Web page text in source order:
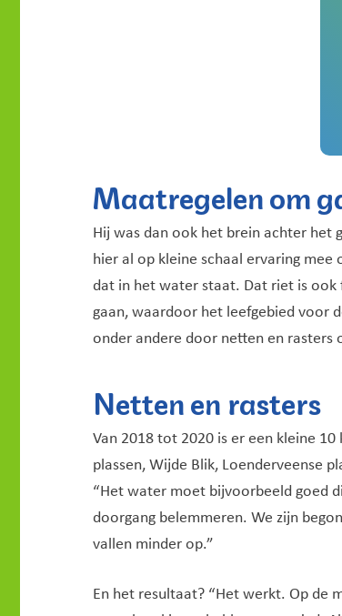
Maatregelen om
Hij was dan ook het brein achter het
hier al op kleine schaal ervaring
dat in het water staat. Dat riet is ook
gaan, waardoor het leefgebied voor
onder andere door netten en rasters
Netten en rasters
Van 2018 tot 2020 is er een kleine
plassen, Wijde Blik, Loenderveense
“Het water moet bijvoorbeeld goed
doorgang belemmeren. We zijn
vallen minder op.”
En het resultaat? “Het werkt. Op de